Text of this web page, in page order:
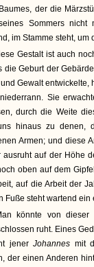
der die
Sommers
im Stamme steht,
Gestalt ist auch
die Geburt der
Gewalt
Sie
durch die Weite
hinaus zu denen,
Armen; und diese
ausruht auf der Höhe
oben auf dem
auf die Arbeit der
Fuße steht wartend ein
könnte von
ruht. Eines
jenerJohannes mit
der einen Anderen